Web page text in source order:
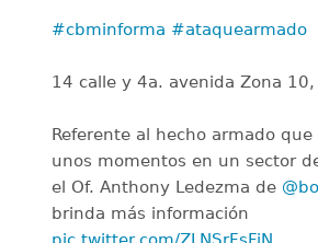
#cbminforma #ataquearmado
14 calle y 4a. avenida Zona
Referente al hecho armado
unos momentos en un sector
el Of. Anthony Ledezma de
brinda más información